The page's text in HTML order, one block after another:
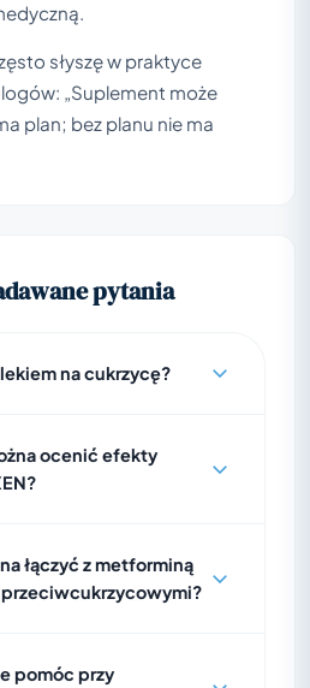
słyszę w praktyce
„Suplement może
plan; bez planu nie ma
pytania
na cukrzycę?
ocenić efekty
łączyć z metforminą
pomóc przy